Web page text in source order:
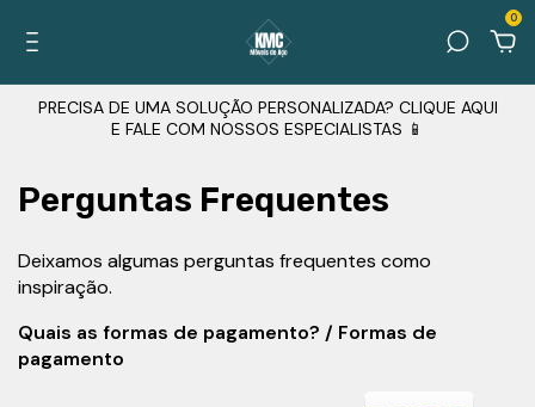
0
PRECISA DE UMA SOLUÇÃO PERSONALIZADA? CLIQUE AQUI
E FALE COM NOSSOS ESPECIALISTAS 📱
Perguntas Frequentes
Deixamos algumas perguntas frequentes como
inspiração.
Quais as formas de pagamento? / Formas de
pagamento